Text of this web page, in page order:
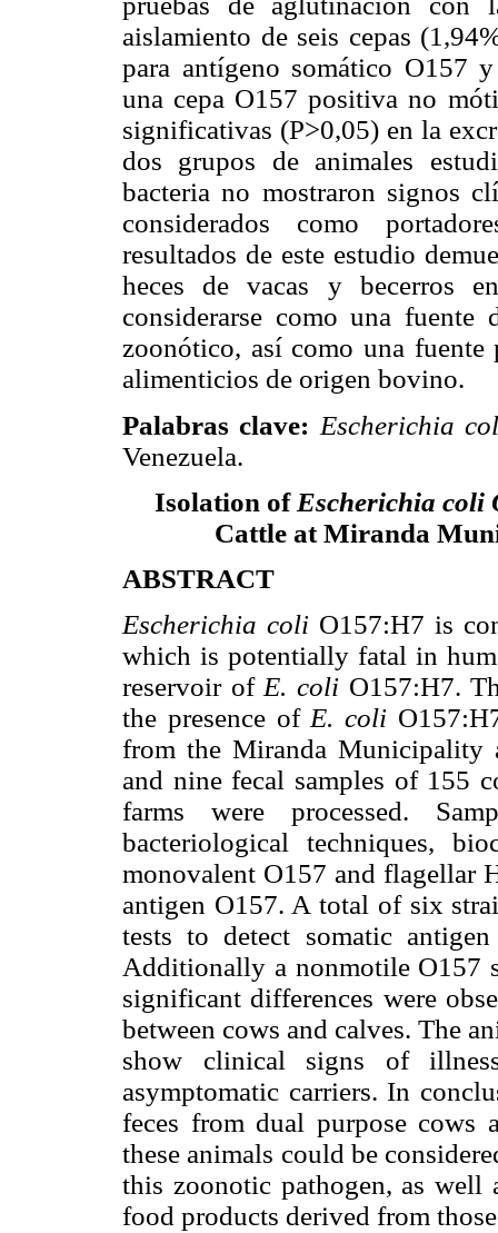
aislamiento de seis cepas
para antígeno somático O157
una cepa O157 positiva no
significativas (P>0,05) en la
dos grupos de animales
bacteria no mostraron signos
considerados como
resultados de este estudio
heces de vacas y becerros
considerarse como una fuente
zoonótico, así como una
alimenticios de origen bovino.
Palabras clave: Escherichia
Venezuela.
Isolation of Escherichia coli
Cattle at Miranda
ABSTRACT
Escherichia coli O157:H7 is
which is potentially fatal in
reservoir ofE. coli O157:H7.
the presence of E. coli
from the Miranda Municipality
and nine fecal samples of 155
farms were processed.
bacteriological techniques,
monovalent O157 and flagellar
antigen O157. A total of six
tests to detect somatic
Additionally a nonmotile O157
significant differences were
between cows and calves. The
show clinical signs of
asymptomatic carriers. In
feces from dual purpose cows
these animals could be
this zoonotic pathogen, as well
food products derived from